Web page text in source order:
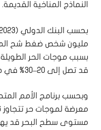
النماذج المناخية القديمة.
مليون شخص ضغط شح
بسبب موجات الحر
قد تصل إلى 20–30% في دول عربية معينة.
مستوى سطح البحر قد